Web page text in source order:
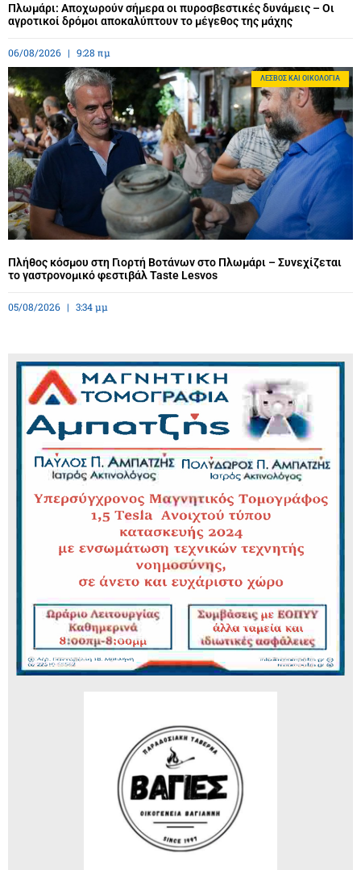
Πλωμάρι: Αποχωρούν σήμερα οι πυροσβεστικές δυνάμεις – Οι
αγροτικοί δρόμοι αποκαλύπτουν το μέγεθος της μάχης
06/08/2026 9:28 πμ
ΛΈΣΒΟΣ ΚΑΙ ΟΙΚΟΛΟΓΊΑ
Πλήθος κόσμου στη Γιορτή Βοτάνων στο Πλωμάρι – Συνεχίζεται
το γαστρονομικό φεστιβάλ Taste Lesvos
05/08/2026 3:34 μμ